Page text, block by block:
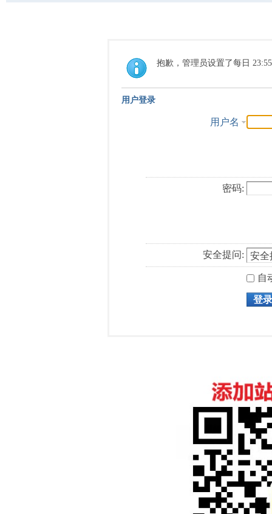
抱歉，管理员设置了每日
用户登录
用户名
密码:
安全提问:
自
登录